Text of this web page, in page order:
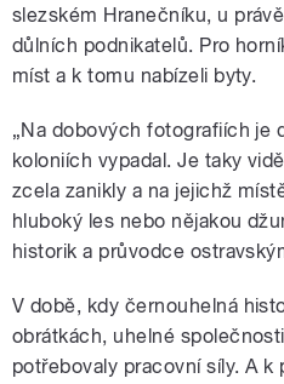
slezském Hranečníku, u
důlních podnikatelů. Pro
míst a k tomu nabízeli byty.
„Na dobových fotografiích je
koloniích vypadal. Je taky
zcela zanikly a na jejichž
hluboký les nebo nějakou
historik a průvodce
V době, kdy černouhelná
obrátkách, uhelné
potřebovaly pracovní síly. A